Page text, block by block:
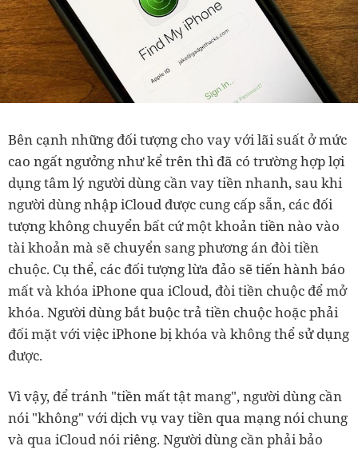
Bên cạnh những đối tượng cho vay với lãi suất ở mức
cao ngất ngưởng như kể trên thì đã có trường hợp lợi
dụng tâm lý người dùng cần vay tiền nhanh, sau khi
người dùng nhập iCloud được cung cấp sẵn, các đối
tượng không chuyển bất cứ một khoản tiền nào vào
tài khoản mà sẽ chuyển sang phương án đòi tiền
chuộc. Cụ thể, các đối tượng lừa đảo sẽ tiến hành báo
mất và khóa iPhone qua iCloud, đòi tiền chuộc để mở
khóa. Người dùng bắt buộc trả tiền chuộc hoặc phải
đối mặt với việc iPhone bị khóa và không thể sử dụng
được.
Vì vậy, để tránh "tiền mất tật mang", người dùng cần
nói "không" với dịch vụ vay tiền qua mạng nói chung
và qua iCloud nói riêng. Người dùng cần phải bảo